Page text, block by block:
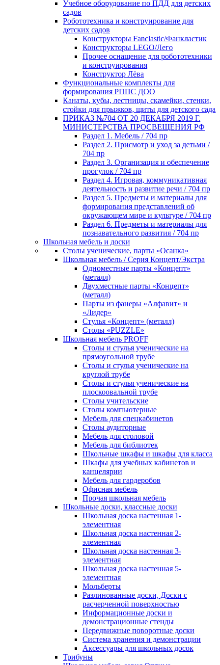
Учебное оборудование по ПДД для детских
садов
Робототехника и конструирование для
детских садов
Конструкторы Fanclastic/Фанкластик
Конструкторы LEGO/Лего
Прочее оснащение для робототехники
и конструирования
Конструктор Лёва
Функциональные комплекты для
формирования РППС ДОО
Канаты, кубы, лестницы, скамейки, стенки,
стойки для прыжков, щиты для детского сада
ПРИКАЗ №704 ОТ 20 ДЕКАБРЯ 2019 Г.
МИНИСТЕРСТВА ПРОСВЕЩЕНИЯ РФ
Раздел 1. Мебель / 704 пр
Раздел 2. Присмотр и уход за детьми /
704 пр
Раздел 3. Организация и обеспечение
прогулок / 704 пр
Раздел 4. Игровая, коммуникативная
деятельность и развитие речи / 704 пр
Раздел 5. Предметы и материалы для
формирования представлений об
окружающем мире и культуре / 704 пр
Раздел 6. Предметы и материалы для
познавательного развития / 704 пр
Школьная мебель и доски
Столы ученические, парты «Осанка»
Школьная мебель / Серия Концепт/Экстра
Одноместные парты «Концепт»
(металл)
Двухместные парты «Концепт»
(металл)
Парты из фанеры «Алфавит» и
«Лидер»
Стулья «Концепт» (металл)
Столы «PUZZLE»
Школьная мебель PROFF
Столы и стулья ученические на
прямоугольной трубе
Столы и стулья ученические на
круглой трубе
Столы и стулья ученические на
плоскоовальной трубе
Столы учительские
Столы компьютерные
Мебель для спецкабинетов
Столы аудиторные
Мебель для столовой
Мебель для библиотек
Школьные шкафы и шкафы для класса
Шкафы для учебных кабинетов и
канцелярии
Мебель для гардеробов
Офисная мебель
Прочая школьная мебель
Школьные доски, классные доски
Школьная доска настенная 1-
элементная
Школьная доска настенная 2-
элементная
Школьная доска настенная 3-
элементная
Школьная доска настенная 5-
элементная
Мольберты
Разлинованные доски, Доски с
расчерченной поверхностью
Информационные доски и
демонстрационные стенды
Передвижные поворотные доски
Система хранения и демонстрации
Аксессуары для школьных досок
Трибуны